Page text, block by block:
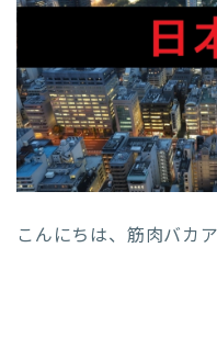
こんにちは、筋肉バカ